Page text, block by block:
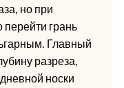
но при
перейти грань
Главный
разреза,
носки